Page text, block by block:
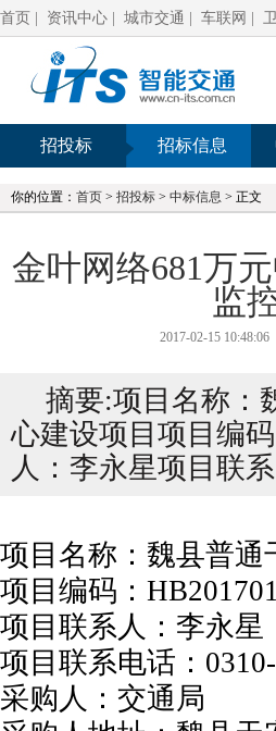
首页 资讯中心 城市交通 车联网
招投标 招标信息
你的位置： 首页 > 招投标 > 中标信息 > 正文
金叶网络681万
监
2017-02-15 10:48:06
摘要:项目名称：
心建设项目项目编
人：李永星项目联
项目名称：魏县普
项目编码：
项目联系人：李永星
项目联系电话：
采购人：交通局